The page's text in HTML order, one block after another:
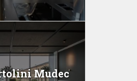
Mudec